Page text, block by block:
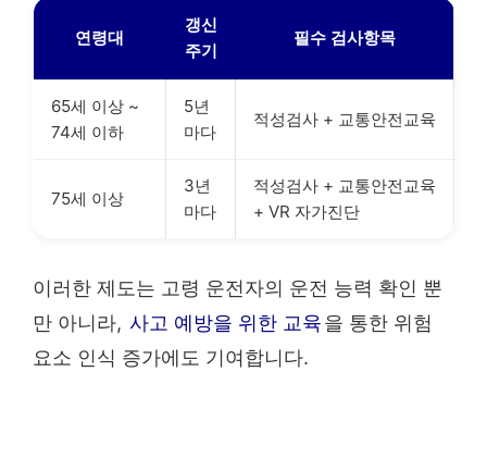
연령대
갱신
주기
필수 검사항목
65세 이상 ~
74세 이하
5년
마다
적성검사 + 교통안전교육
75세 이상
3년
마다
적성검사 + 교통안전교육
+ VR 자가진단
이러한 제도는 고령 운전자의 운전 능력 확인 뿐
만 아니라, 사고 예방을 위한 교육을 통한 위험
요소 인식 증가에도 기여합니다.